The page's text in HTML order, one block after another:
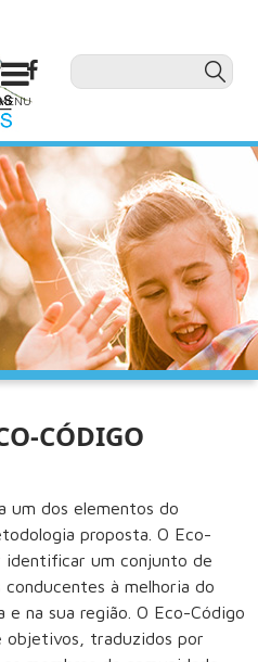
MENU
CÓDIGO
um dos elementos do
proposta. O Eco-
identificar um conjunto de
à melhoria do
e na sua região. O Eco-Código
objetivos, traduzidos por